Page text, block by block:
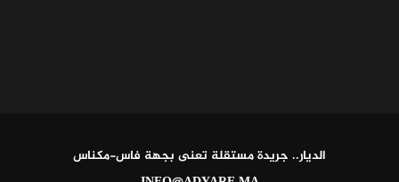
الديار.. جريدة مستقلة تعنى بجهة فاس-مكناس